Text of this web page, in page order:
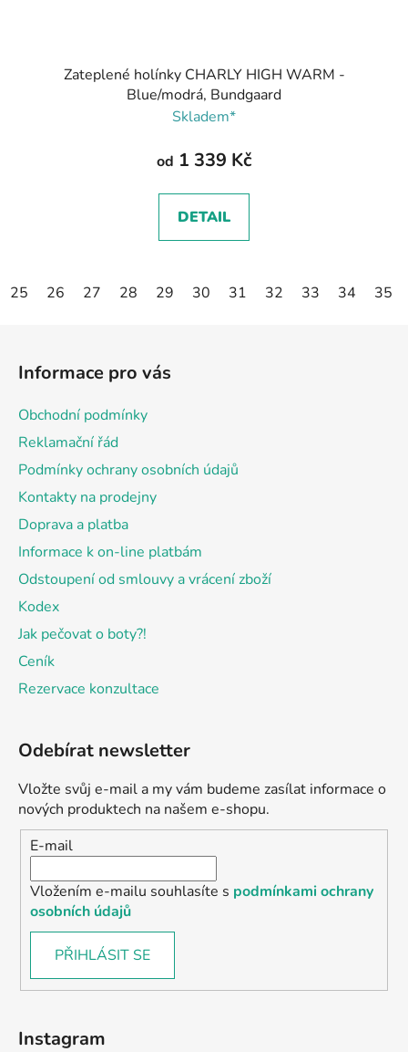
Zateplené holínky CHARLY HIGH WARM -
Blue/modrá, Bundgaard
Skladem*
od 1 339 Kč
DETAIL
25 26 27 28 29 30 31 32 33 34 35
Informace pro vás
Obchodní podmínky
Reklamační řád
Podmínky ochrany osobních údajů
Kontakty na prodejny
Doprava a platba
Informace k on-line platbám
Odstoupení od smlouvy a vrácení zboží
Kodex
Jak pečovat o boty?!
Ceník
Rezervace konzultace
Odebírat newsletter
Vložte svůj e-mail a my vám budeme zasílat informace o
nových produktech na našem e-shopu.
E-mail
Vložením e-mailu souhlasíte s podmínkami ochrany
osobních údajů
PŘIHLÁSIT SE
Instagram